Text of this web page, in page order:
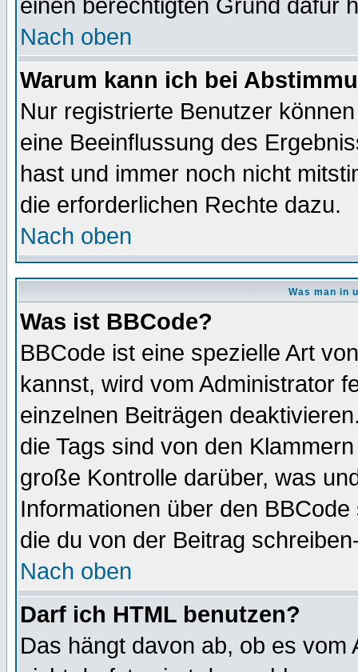
einen berechtigten Grund dafür
Nach oben
Warum kann ich bei
Nur registrierte Benutzer
eine Beeinflussung des
hast und immer noch nicht
die erforderlichen Rechte dazu.
Nach oben
Was man in
Was ist BBCode?
BBCode ist eine spezielle Art
kannst, wird vom Administrator
einzelnen Beiträgen
die Tags sind von den
große Kontrolle darüber, was
Informationen über den
die du von der Beitrag
Nach oben
Darf ich HTML benutzen?
Das hängt davon ab, ob es